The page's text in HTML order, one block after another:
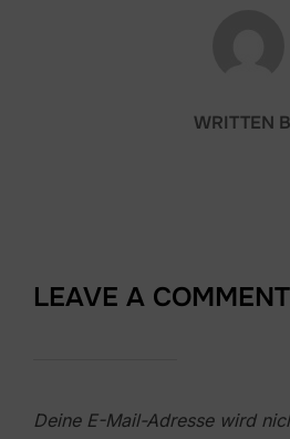
WRITTEN
LEAVE A COMMENT
Deine E-Mail-Adresse wird